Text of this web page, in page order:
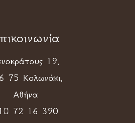
19,
75 Κολωνάκι,
Αθήνα
72 16 390